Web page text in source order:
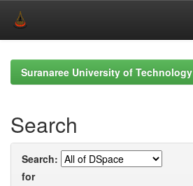
navigationSuranaree University of Technology
Search
Search:
for